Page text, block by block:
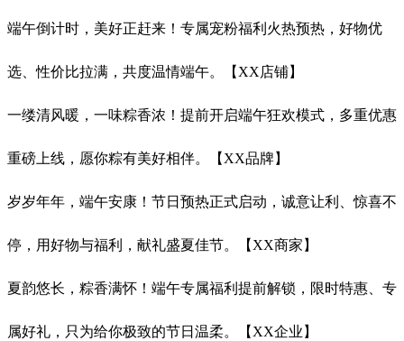
端午倒计时，美好正赶来！专属宠粉福利火热预热，好物优
选、性价比拉满，共度温情端午。【XX店铺】
一缕清风暖，一味粽香浓！提前开启端午狂欢模式，多重优惠
重磅上线，愿你粽有美好相伴。【XX品牌】
岁岁年年，端午安康！节日预热正式启动，诚意让利、惊喜不
停，用好物与福利，献礼盛夏佳节。【XX商家】
夏韵悠长，粽香满怀！端午专属福利提前解锁，限时特惠、专
属好礼，只为给你极致的节日温柔。【XX企业】